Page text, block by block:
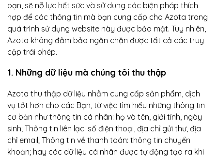
bạn, sẽ nỗ lực hết sức và sử dụng các biện pháp thích
hợp để các thông tin mà bạn cung cấp cho Azota trong
quá trình sử dụng website này được bảo mật. Tuy nhiên,
Azota không đảm bảo ngăn chặn được tất cả các truy
cập trái phép.
1. Những dữ liệu mà chúng tôi thu thập
Azota thu thập dữ liệu nhằm cung cấp sản phẩm, dịch
vụ tốt hơn cho các Bạn, từ việc tìm hiểu những thông tin
cơ bản như thông tin cá nhân: họ và tên, giới tính, ngày
sinh; Thông tin liên lạc: số điện thoại, địa chỉ gửi thư, địa
chỉ email; Thông tin về thanh toán: thông tin chuyển
khoản; hay các dữ liệu cá nhân được tự động tạo ra khi